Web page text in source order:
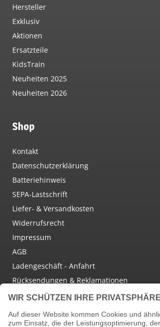
Hersteller
Exklusiv
Aktionen
Ersatzteile
KidsTrain
Neuheiten 2025
Neuheiten 2026
Shop
Kontakt
Datenschutzerklärung
Batteriehinweis
SEPA-Lastschrift
Liefer- & Versandkosten
Widerrufsrecht
Impressum
AGB
Ladengeschäft - Anfahrt
Rücksendungen & Reklamationen
Social Media